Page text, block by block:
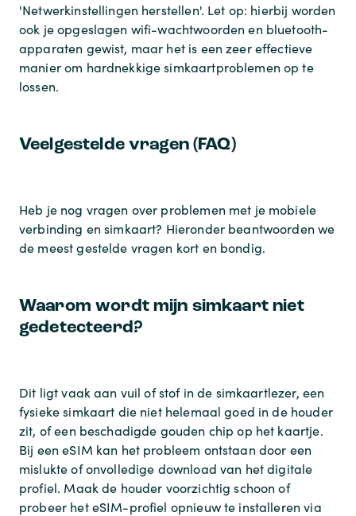
'Netwerkinstellingen herstellen'. Let op: hierbij worden
ook je opgeslagen wifi-wachtwoorden en bluetooth-
apparaten gewist, maar het is een zeer effectieve
manier om hardnekkige simkaartproblemen op te
lossen.
Veelgestelde vragen (FAQ)
Heb je nog vragen over problemen met je mobiele
verbinding en simkaart? Hieronder beantwoorden we
de meest gestelde vragen kort en bondig.
Waarom wordt mijn simkaart niet
gedetecteerd?
Dit ligt vaak aan vuil of stof in de simkaartlezer, een
fysieke simkaart die niet helemaal goed in de houder
zit, of een beschadigde gouden chip op het kaartje.
Bij een eSIM kan het probleem ontstaan door een
mislukte of onvolledige download van het digitale
profiel. Maak de houder voorzichtig schoon of
probeer het eSIM-profiel opnieuw te installeren via